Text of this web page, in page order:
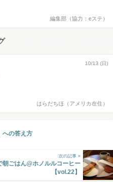
編集部（協力：eステ）
10/13 (日)
はらだちほ（アメリカ在住）
への答え方
次の記事 »
朝ごはん@ホノルルコーヒー
【vol.22】